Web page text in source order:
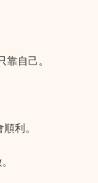
自己。
利。